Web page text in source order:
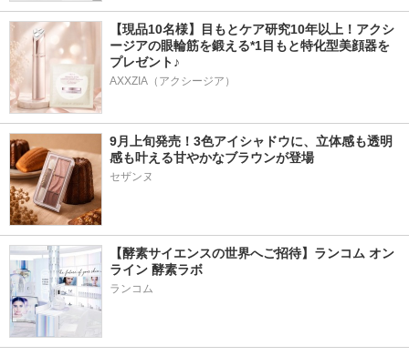
【現品10名様】目もとケア研究10年以上！アクシ
ージアの眼輪筋を鍛える*1目もと特化型美顔器を
プレゼント♪
AXXZIA（アクシージア）
9月上旬発売！3色アイシャドウに、立体感も透明
感も叶える甘やかなブラウンが登場
【酵素サイエンスの世界へご招待】ランコム オン
ライン 酵素ラボ
ランコム